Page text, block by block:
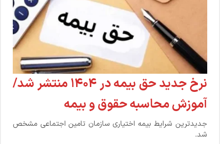
نرخ جدید حق بیمه در ۱۴۰۴ منتشر شد/
آموزش محاسبه حقوق و بیمه
جدیدترین شرایط بیمه اختیاری سازمان تامین اجتماعی مشخص
شد.